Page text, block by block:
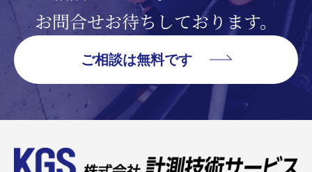
お問合せお待ちしております。
ご相談は無料です